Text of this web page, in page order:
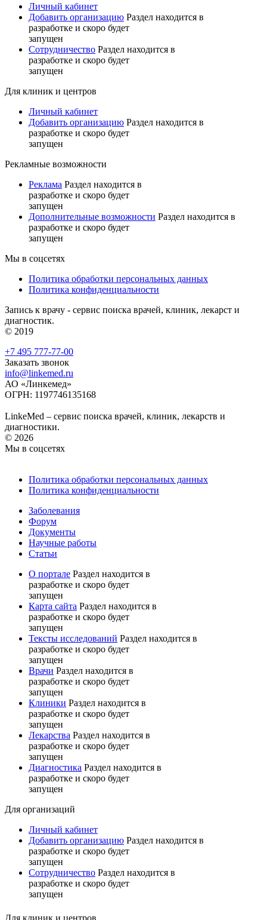
Личный кабинет
Добавить организацию Раздел находится в
разработке и скоро будет
запущен
Сотрудничество Раздел находится в
разработке и скоро будет
запущен
Для клиник и центров
Личный кабинет
Добавить организацию Раздел находится в
разработке и скоро будет
запущен
Рекламные возможности
Реклама Раздел находится в
разработке и скоро будет
запущен
Дополнительные возможности Раздел находится в
разработке и скоро будет
запущен
Мы в соцсетях
Политика обработки персональных данных
Политика конфиденциальности
Запись к врачу - сервис поиска врачей, клиник, лекарст и
диагностик.
© 2019
+7 495 777-77-00
Заказать звонок
info@linkemed.ru
АО «Линкемед»
ОГРН: 1197746135168
LinkeMed – сервис поиска врачей, клиник, лекарств и
диагностики.
© 2026
Мы в соцсетях
Политика обработки персональных данных
Политика конфиденциальности
Заболевания
Форум
Документы
Научные работы
Статьи
О портале Раздел находится в
разработке и скоро будет
запущен
Карта сайта Раздел находится в
разработке и скоро будет
запущен
Тексты исследований Раздел находится в
разработке и скоро будет
запущен
Врачи Раздел находится в
разработке и скоро будет
запущен
Клиники Раздел находится в
разработке и скоро будет
запущен
Лекарства Раздел находится в
разработке и скоро будет
запущен
Диагностика Раздел находится в
разработке и скоро будет
запущен
Для организаций
Личный кабинет
Добавить организацию Раздел находится в
разработке и скоро будет
запущен
Сотрудничество Раздел находится в
разработке и скоро будет
запущен
Для клиник и центров